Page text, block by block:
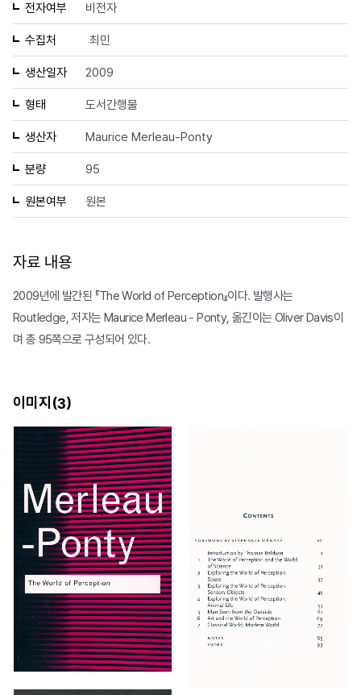
전자여부 비전자
수집처 최민
생산일자 2009
형태 도서간행물
생산자 Maurice Merleau-Ponty
분량 95
원본여부 원본
자료 내용
2009년에 발간된 『The World of Perception』이다. 발행사는
Routledge, 저자는 Maurice Merleau - Ponty, 옮긴이는 Oliver Davis이
며 총 95쪽으로 구성되어 있다.
이미지(3)